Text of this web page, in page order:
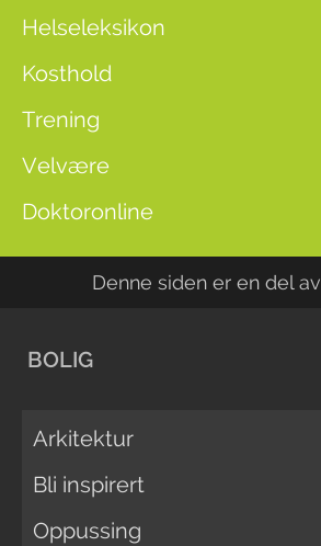
Helseleksikon
Kosthold
Trening
Velvære
Doktoronline
Denne siden er en del av
BOLIG
Arkitektur
Bli inspirert
Oppussing